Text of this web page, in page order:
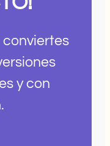
conviertes
y con